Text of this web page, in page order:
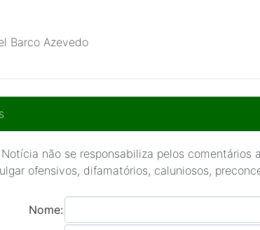
Barco Azevedo
não se responsabiliza pelos
ofensivos, difamatórios, caluniosos,
Nome: